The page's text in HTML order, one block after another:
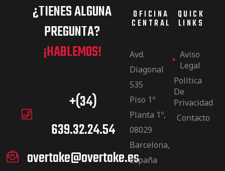
¿TIENES ALGUNA
PREGUNTA?
¡HABLEMOS!
+(34)
639.32.24.54
overtake@overtake.es
OFICINA
CENTRAL
Avd.
Diagonal
535
Piso 1º
Planta 1º,
08029
Barcelona,
España
QUICK
LINKS
Aviso
Legal
Política
De
Privacidad
Contacto